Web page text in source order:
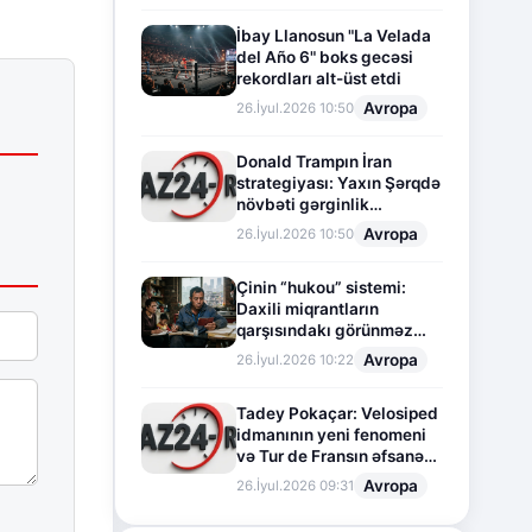
İbay Llanosun "La Velada
del Año 6" boks gecəsi
rekordları alt-üst etdi
26.İyul.2026 10:50 Avropa
Donald Trampın İran
strategiyası: Yaxın Şərqdə
növbəti gərginlik
mərhələsi
26.İyul.2026 10:50 Avropa
Çinin “hukou” sistemi:
Daxili miqrantların
qarşısındakı görünməz
sədd
26.İyul.2026 10:22 Avropa
Tadey Pokaçar: Velosiped
idmanının yeni fenomeni
və Tur de Fransın əfsanəvi
səhifəsi
26.İyul.2026 09:31 Avropa